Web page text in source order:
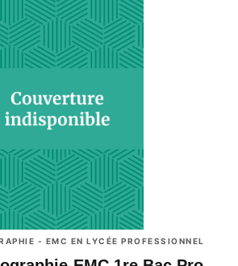
- EMC EN LYCÉE PROFESSIONNEL